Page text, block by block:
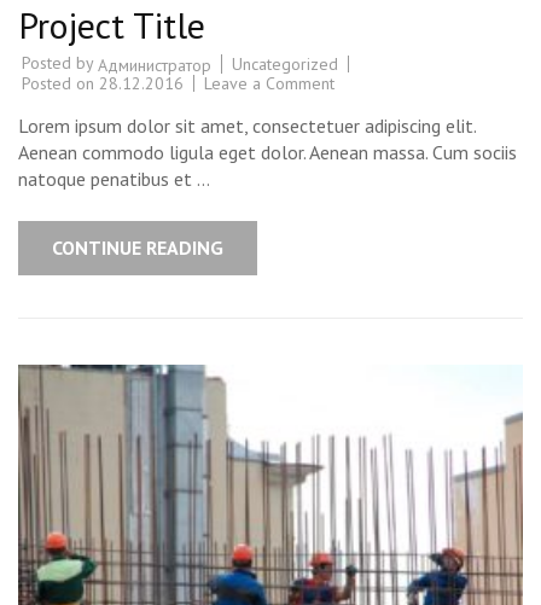
Project Title
Posted by Администратор
Uncategorized
Posted on 28.12.2016 Leave a Comment
Lorem ipsum dolor sit amet, consectetuer adipiscing elit.
Aenean commodo ligula eget dolor. Aenean massa. Cum sociis
natoque penatibus et …
CONTINUE READING